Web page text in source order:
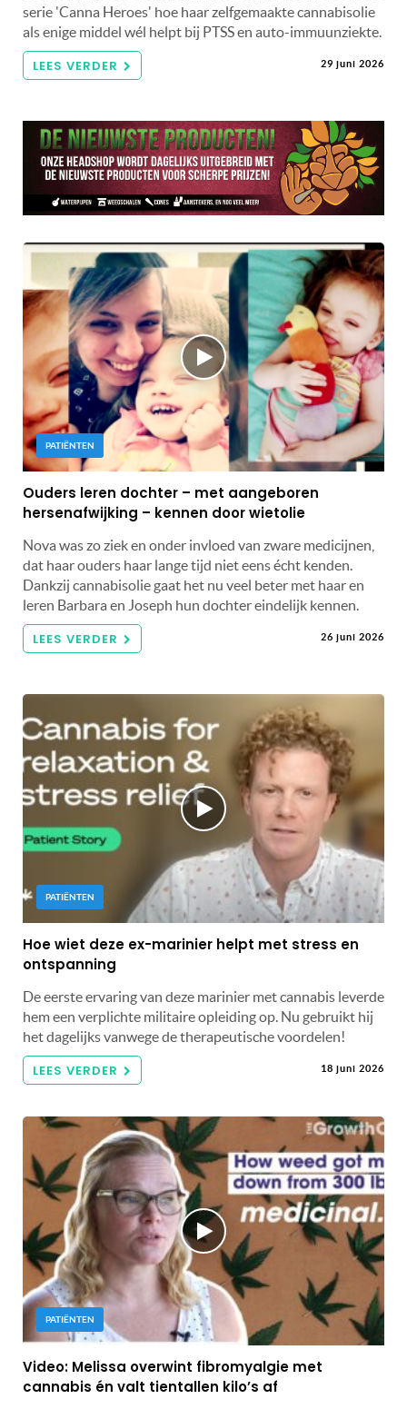
serie 'Canna Heroes' hoe haar zelfgemaakte cannabisolie
als enige middel wél helpt bij PTSS en auto-immuunziekte.
LEES VERDER 29 juni 2026
PATIËNTEN
Ouders leren dochter – met aangeboren
hersenafwijking – kennen door wietolie
Nova was zo ziek en onder invloed van zware medicijnen,
dat haar ouders haar lange tijd niet eens écht kenden.
Dankzij cannabisolie gaat het nu veel beter met haar en
leren Barbara en Joseph hun dochter eindelijk kennen.
LEES VERDER 26 juni 2026
PATIËNTEN
Hoe wiet deze ex-marinier helpt met stress en
ontspanning
De eerste ervaring van deze marinier met cannabis leverde
hem een ​​verplichte militaire opleiding op. Nu gebruikt hij
het dagelijks vanwege de therapeutische voordelen!
LEES VERDER 18 juni 2026
PATIËNTEN
Video: Melissa overwint fibromyalgie met
cannabis én valt tientallen kilo’s af